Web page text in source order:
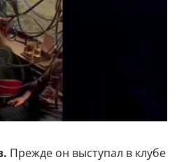
Прежде он выступал в клубе